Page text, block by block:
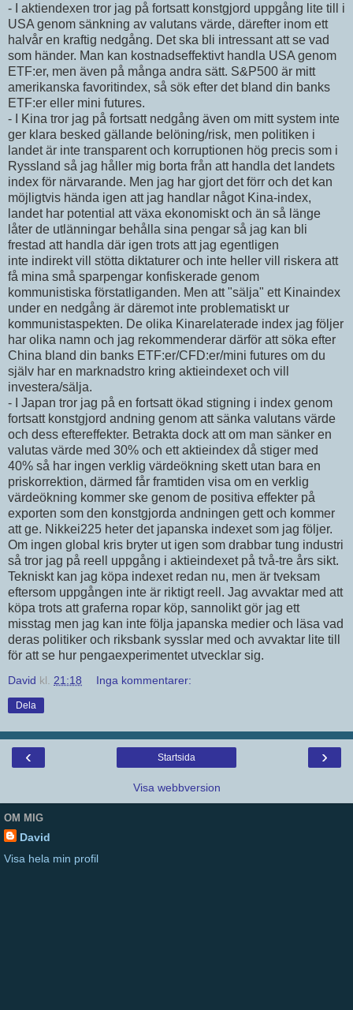
- I aktiendexen tror jag på fortsatt konstgjord uppgång lite till i
USA genom sänkning av valutans värde, därefter inom ett
halvår en kraftig nedgång. Det ska bli intressant att se vad
som händer. Man kan kostnadseffektivt handla USA genom
ETF:er, men även på många andra sätt. S&P500 är mitt
amerikanska favoritindex, så sök efter det bland din banks
ETF:er eller mini futures.
- I Kina tror jag på fortsatt nedgång även om mitt system inte
ger klara besked gällande belöning/risk, men politiken i
landet är inte transparent och korruptionen hög precis som i
Ryssland så jag håller mig borta från att handla det landets
index för närvarande. Men jag har gjort det förr och det kan
möjligtvis hända igen att jag handlar något Kina-index,
landet har potential att växa ekonomiskt och än så länge
låter de utlänningar behålla sina pengar så jag kan bli
frestad att handla där igen trots att jag egentligen
inte indirekt vill stötta diktaturer och inte heller vill riskera att
få mina små sparpengar konfiskerade genom
kommunistiska förstatliganden. Men att "sälja" ett Kinaindex
under en nedgång är däremot inte problematiskt ur
kommunistaspekten. De olika Kinarelaterade index jag följer
har olika namn och jag rekommenderar därför att söka efter
China bland din banks ETF:er/CFD:er/mini futures om du
själv har en marknadstro kring aktieindexet och vill
investera/sälja.
- I Japan tror jag på en fortsatt ökad stigning i index genom
fortsatt konstgjord andning genom att sänka valutans värde
och dess eftereffekter. Betrakta dock att om man sänker en
valutas värde med 30% och ett aktieindex då stiger med
40% så har ingen verklig värdeökning skett utan bara en
priskorrektion, därmed får framtiden visa om en verklig
värdeökning kommer ske genom de positiva effekter på
exporten som den konstgjorda andningen gett och kommer
att ge. Nikkei225 heter det japanska indexet som jag följer.
Om ingen global kris bryter ut igen som drabbar tung industri
så tror jag på reell uppgång i aktieindexet på två-tre års sikt.
Tekniskt kan jag köpa indexet redan nu, men är tveksam
eftersom uppgången inte är riktigt reell. Jag avvaktar med att
köpa trots att graferna ropar köp, sannolikt gör jag ett
misstag men jag kan inte följa japanska medier och läsa vad
deras politiker och riksbank sysslar med och avvaktar lite till
för att se hur pengaexperimentet utvecklar sig.
David kl. 21:18 Inga kommentarer:
Dela
‹ ›
Startsida
Visa webbversion
OM MIG
David
Visa hela min profil